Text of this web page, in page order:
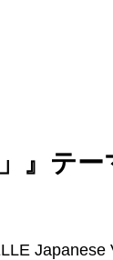
』テ
Japanese